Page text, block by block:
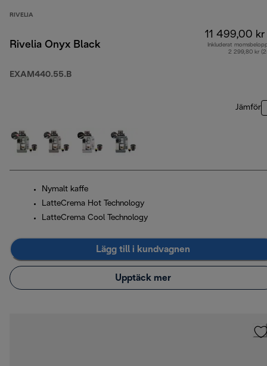
RIVELIA
Rivelia Onyx Black
EXAM440.55.B
11 499,00 kr
Inkluderat
2 299,80 kr
Jämför
Nymalt kaffe
LatteCrema Hot Technology
LatteCrema Cool Technology
Lägg till i kundvagnen
Upptäck mer